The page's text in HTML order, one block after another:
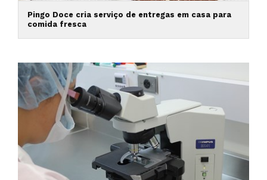
Pingo Doce cria serviço de entregas em casa para
comida fresca